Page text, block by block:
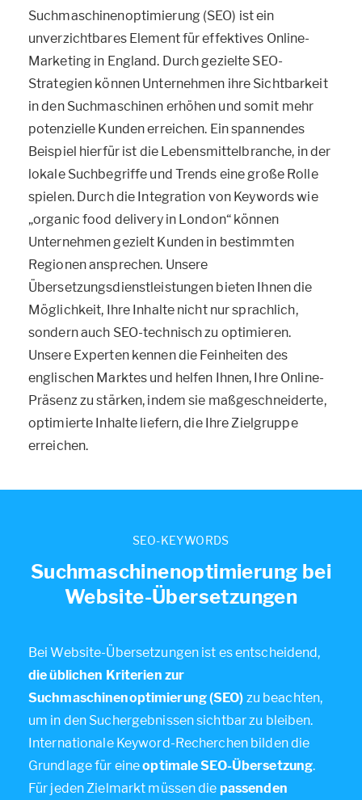
Suchmaschinenoptimierung (SEO) ist ein
unverzichtbares Element für effektives Online-
Marketing in England. Durch gezielte SEO-
Strategien können Unternehmen ihre Sichtbarkeit
in den Suchmaschinen erhöhen und somit mehr
potenzielle Kunden erreichen. Ein spannendes
Beispiel hierfür ist die Lebensmittelbranche, in der
lokale Suchbegriffe und Trends eine große Rolle
spielen. Durch die Integration von Keywords wie
„organic food delivery in London“ können
Unternehmen gezielt Kunden in bestimmten
Regionen ansprechen. Unsere
Übersetzungsdienstleistungen bieten Ihnen die
Möglichkeit, Ihre Inhalte nicht nur sprachlich,
sondern auch SEO-technisch zu optimieren.
Unsere Experten kennen die Feinheiten des
englischen Marktes und helfen Ihnen, Ihre Online-
Präsenz zu stärken, indem sie maßgeschneiderte,
optimierte Inhalte liefern, die Ihre Zielgruppe
erreichen.
SEO-KEYWORDS
Suchmaschinenoptimierung bei
Website-Übersetzungen
Bei Website-Übersetzungen ist es entscheidend,
die üblichen Kriterien zur
Suchmaschinenoptimierung (SEO) zu beachten,
um in den Suchergebnissen sichtbar zu bleiben.
Internationale Keyword-Recherchen bilden die
Grundlage für eineoptimale SEO-Übersetzung.
Für jeden Zielmarkt müssen die passenden